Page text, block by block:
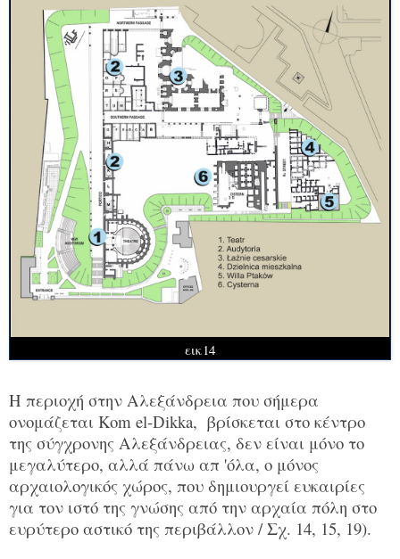
εικ14
Η περιοχή στην Αλεξάνδρεια που σήμερα
ονομάζεται Kom el-Dikka, βρίσκεται στο κέντρο
της σύγχρονης Αλεξάνδρειας, δεν είναι μόνο το
μεγαλύτερο, αλλά πάνω απ 'όλα, ο μόνος
αρχαιολογικός χώρος, που δημιουργεί ευκαιρίες
για τον ιστό της γνώσης από την αρχαία πόλη στο
ευρύτερο αστικό της περιβάλλον / Σχ. 14, 15, 19).